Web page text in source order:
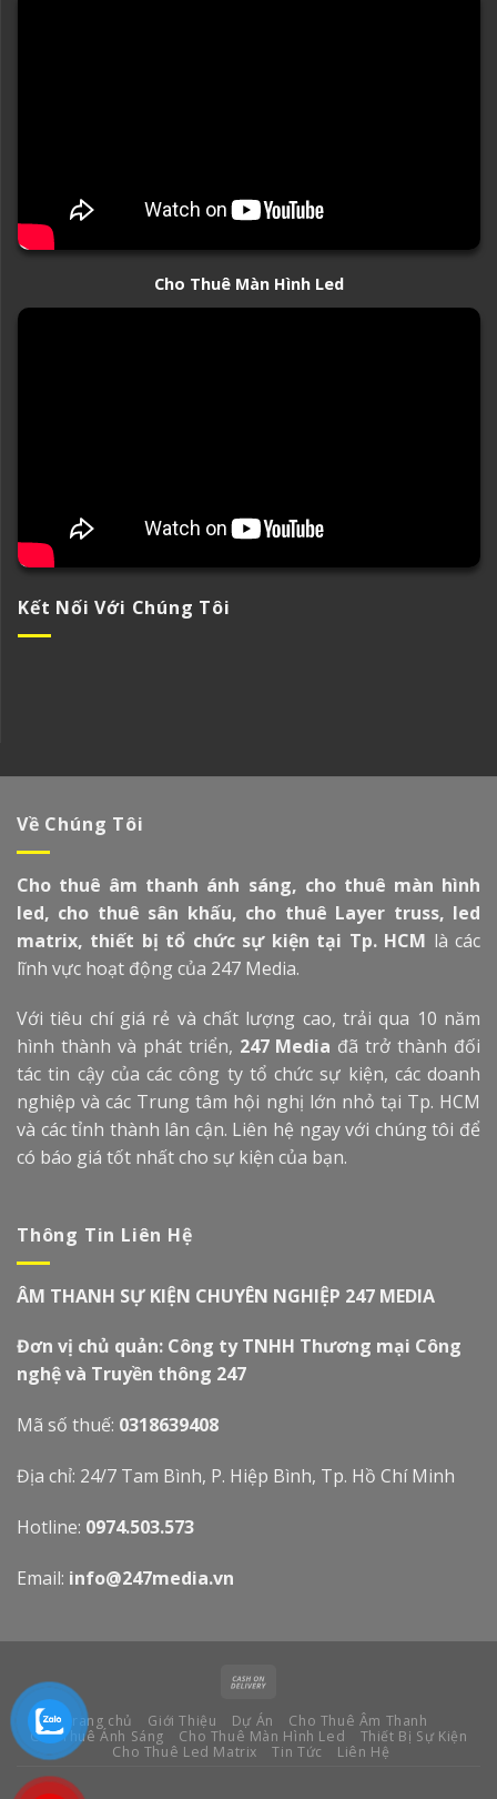
Cho Thuê Màn Hình Led
Kết Nối Với Chúng Tôi
Về Chúng Tôi
Cho thuê âm thanh ánh sáng, cho thuê màn hình
led, cho thuê sân khấu, cho thuê Layer truss, led
matrix, thiết bị tổ chức sự kiện tại Tp. HCM là các
lĩnh vực hoạt động của 247 Media.
Với tiêu chí giá rẻ và chất lượng cao, trải qua 10 năm
hình thành và phát triển, 247 Media đã trở thành đối
tác tin cậy của các công ty tổ chức sự kiện, các doanh
nghiệp và các Trung tâm hội nghị lớn nhỏ tại Tp. HCM
và các tỉnh thành lân cận. Liên hệ ngay với chúng tôi để
có báo giá tốt nhất cho sự kiện của bạn.
Thông Tin Liên Hệ
ÂM THANH SỰ KIỆN CHUYÊN NGHIỆP 247 MEDIA
Đơn vị chủ quản: Công ty TNHH Thương mại Công
nghệ và Truyền thông 247
Mã số thuế: 0318639408
Địa chỉ: 24/7 Tam Bình, P. Hiệp Bình, Tp. Hồ Chí Minh
Hotline: 0974.503.573
Email: info@247media.vn
Trang chủ Giới Thiệu Dự Án
Cho Thuê Âm Thanh
Cho Thuê Ánh Sáng
Cho Thuê Màn Hình Led
Thiết Bị Sự Kiện
Cho Thuê Led Matrix
Tin Tức Liên Hệ